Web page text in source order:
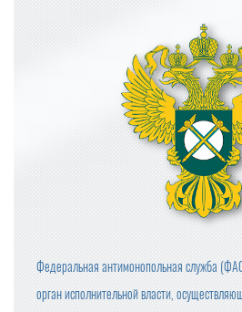
Федеральная антимонопольная служба
орган исполнительной власти,